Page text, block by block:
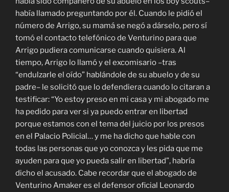
había llamado preguntando por él. Cuando le pidió el
número de Arrigo, su mamá se negó a dárselo, pero sí
tomó el contacto telefónico de Venturino para que
Arrigo pudiera comunicarse cuando quisiera. Al
tiempo, Arrigo lo llamó y el excomisario –tras
“endulzarle el oído” hablándole de su abuelo y de su
padre– le solicitó que lo defendiera cuando lo citaran a
testificar: “Yo estoy preso en mi casa y mi abogado me
ha pedido para ver si ya puedo entrar en libertad
porque estamos con el tema del juicio por los presos
en el Palacio Policial… y me ha dicho que hable con
todas las personas que yo conozca y les pida que me
ayuden para que yo pueda salir en libertad”, habría
dicho el acusado. Cabe recordar que el abogado de
Venturino Amaker es el defensor oficial Leonardo